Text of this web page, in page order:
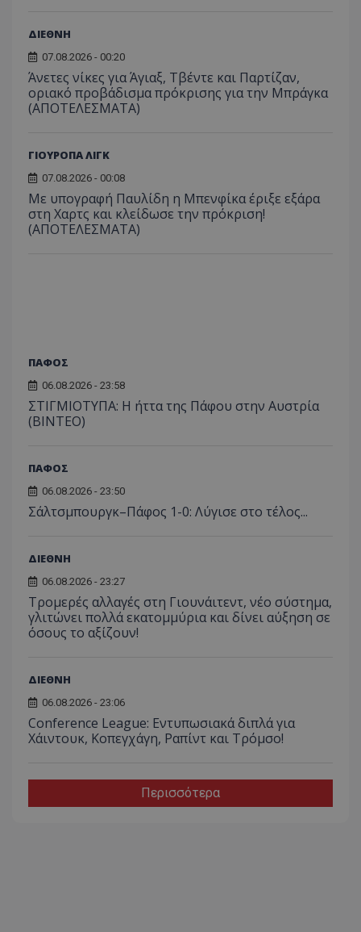
ΔΙΕΘΝΗ
07.08.2026 - 00:20
Άνετες νίκες για Άγιαξ, Τβέντε και Παρτίζαν,
οριακό προβάδισμα πρόκρισης για την Μπράγκα
(ΑΠΟΤΕΛΕΣΜΑΤΑ)
ΓΙΟΥΡΟΠΑ ΛΙΓΚ
07.08.2026 - 00:08
Με υπογραφή Παυλίδη η Μπενφίκα έριξε εξάρα
στη Χαρτς και κλείδωσε την πρόκριση!
(ΑΠΟΤΕΛΕΣΜΑΤΑ)
ΠΑΦΟΣ
06.08.2026 - 23:58
ΣΤΙΓΜΙΟΤΥΠΑ: Η ήττα της Πάφου στην Αυστρία
(ΒΙΝΤΕΟ)
ΠΑΦΟΣ
06.08.2026 - 23:50
Σάλτσμπουργκ–Πάφος 1-0: Λύγισε στο τέλος...
ΔΙΕΘΝΗ
06.08.2026 - 23:27
Τρομερές αλλαγές στη Γιουνάιτεντ, νέο σύστημα,
γλιτώνει πολλά εκατομμύρια και δίνει αύξηση σε
όσους το αξίζουν!
ΔΙΕΘΝΗ
06.08.2026 - 23:06
Conference League: Εντυπωσιακά διπλά για
Χάιντουκ, Κοπεγχάγη, Ραπίντ και Τρόμσο!
Περισσότερα